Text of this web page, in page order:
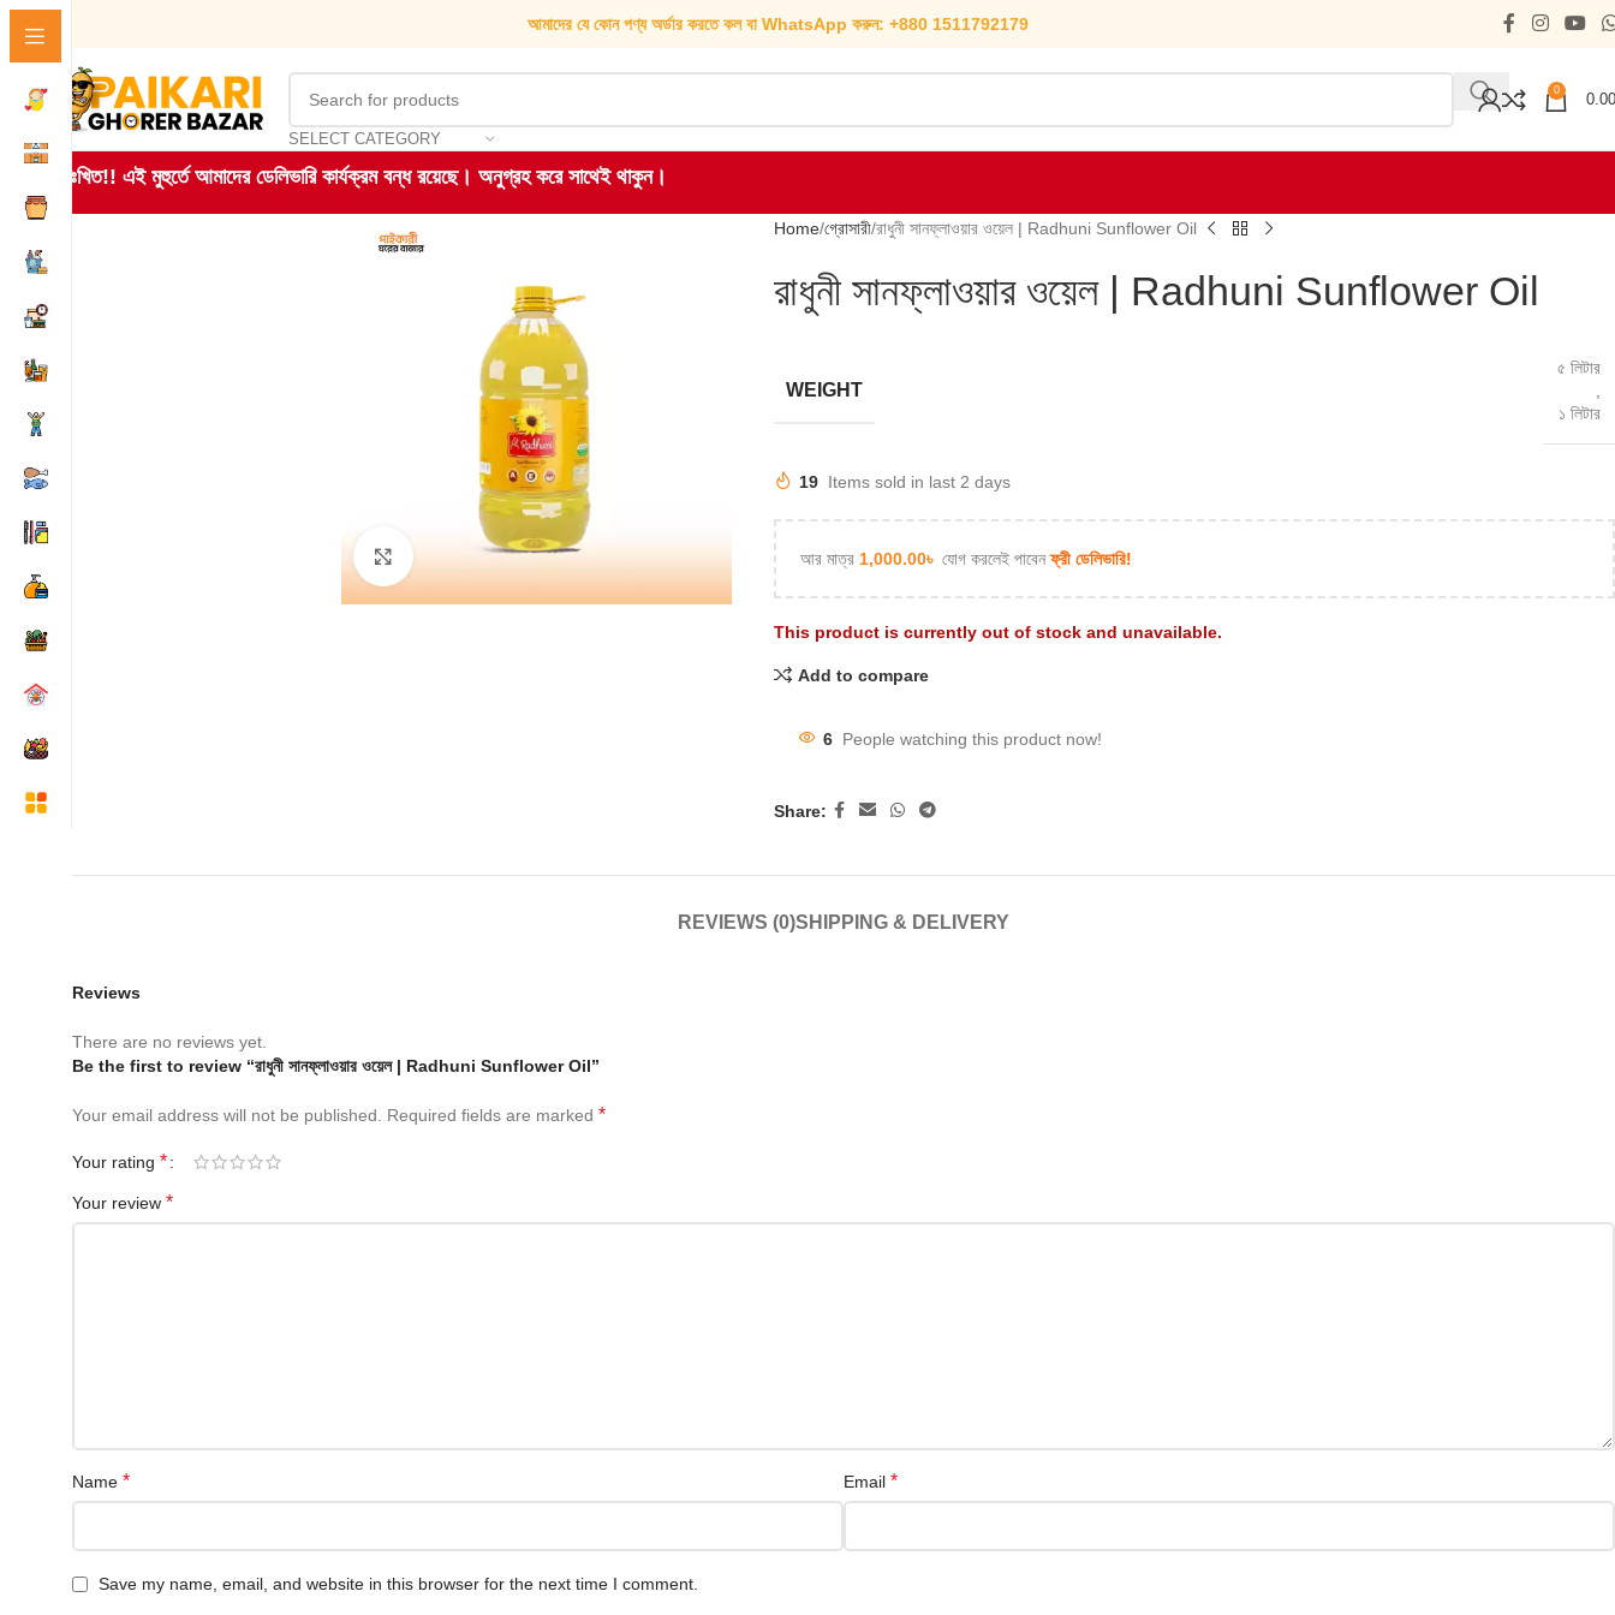
আমাদের যে কোন পণ্য অর্ডার করতে কল বা WhatsApp করুন: +880 1511792179
SELECT CATEGORY
0
0.00
দুঃখিত!! এই মুহুর্তে আমাদের ডেলিভারি কার্যক্রম বন্ধ রয়েছে। অনুগ্রহ করে সাথেই থাকুন।
Click to enlarge
Home গ্রোসারী রাধুনী সানফ্লাওয়ার ওয়েল | Radhuni Sunflower Oil
রাধুনী সানফ্লাওয়ার ওয়েল | Radhuni Sunflower Oil
WEIGHT
৫ লিটার
১ লিটার
19 Items sold in last 2 days
আর মাত্র 1,000.00৳ যোগ করলেই পাবেনফ্রী ডেলিভারি!
This product is currently out of stock and unavailable.
Add to compare
6 People watching this product now!
Share:
REVIEWS (0)SHIPPING & DELIVERY
Reviews
There are no reviews yet.
Be the first to review “রাধুনী সানফ্লাওয়ার ওয়েল | Radhuni Sunflower Oil”
Your email address will not be published. Required fields are marked *
Your rating *
Your review *
Name * Email *
Save my name, email, and website in this browser for the next time I comment.